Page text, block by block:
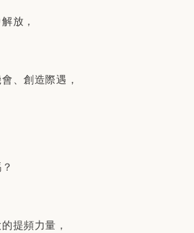
放，
、創造際遇，
提頻力量，